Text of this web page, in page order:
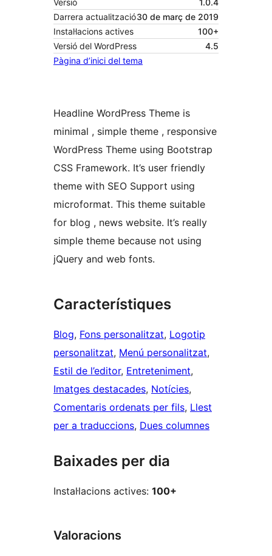
Versió
1.0.4
Darrera actualització30 de març de 2019
Instal·lacions actives
100+
Versió del WordPress
4.5
Pàgina d’inici del tema
Headline WordPress Theme is
minimal , simple theme , responsive
WordPress Theme using Bootstrap
CSS Framework. It’s user friendly
theme with SEO Support using
microformat. This theme suitable
for blog , news website. It’s really
simple theme because not using
jQuery and web fonts.
Característiques
Blog, Fons personalitzat, Logotip
personalitzat, Menú personalitzat
Estil de l’editor, Entreteniment
Imatges destacades, Notícies
Comentaris ordenats per fils, Llest
per a traduccions, Dues columnes
Baixades per dia
Instal·lacions actives: 100+
Valoracions